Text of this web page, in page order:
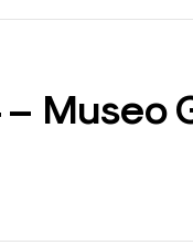
Museo